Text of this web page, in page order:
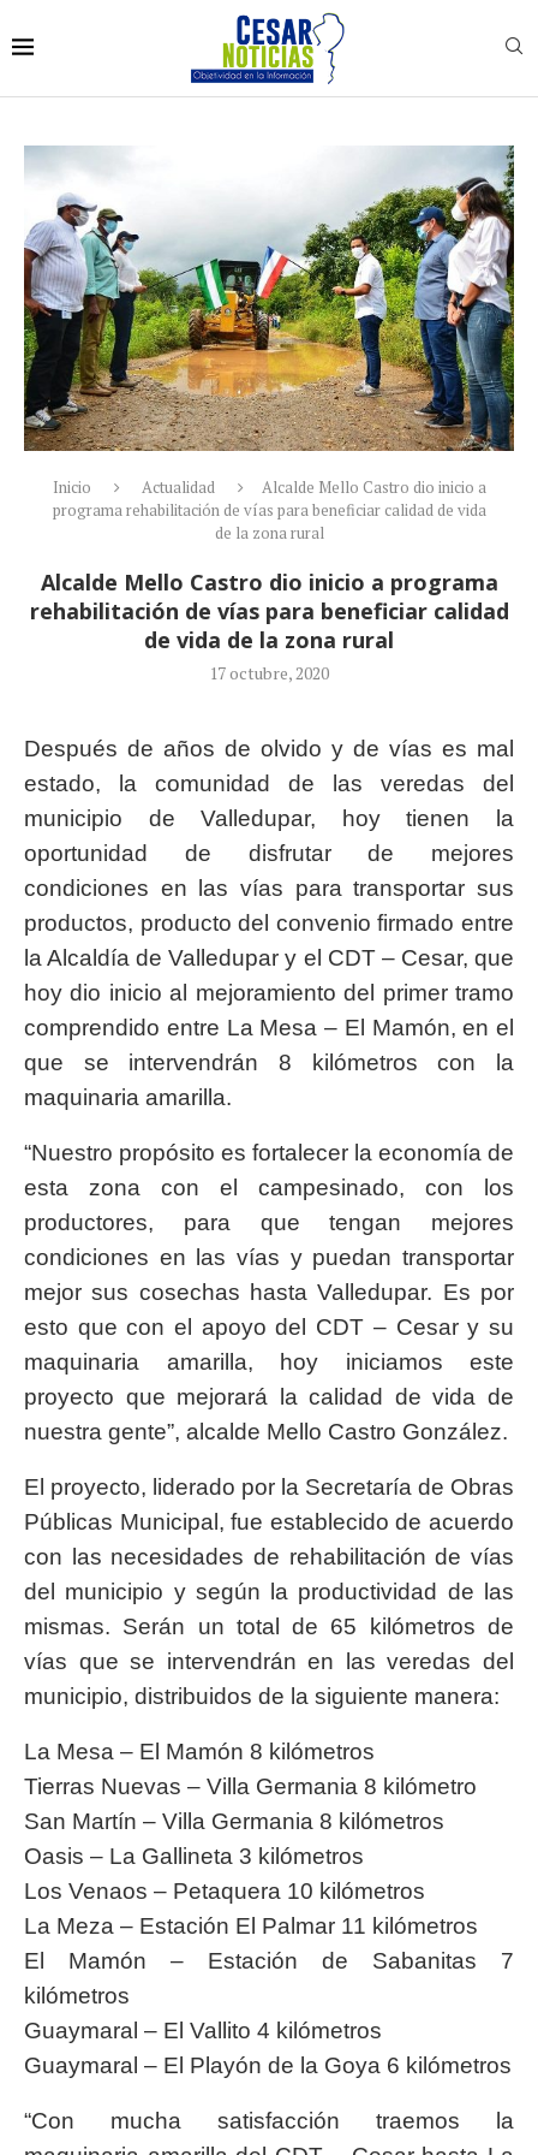
Inicio Actualidad
Alcalde Mello Castro dio inicio a
programa rehabilitación de vías para beneficiar calidad de vida
de la zona rural
Alcalde Mello Castro dio inicio a programa
rehabilitación de vías para beneficiar calidad
de vida de la zona rural
17 octubre, 2020
Después de años de olvido y de vías es mal
estado, la comunidad de las veredas del
municipio de Valledupar, hoy tienen la
oportunidad de disfrutar de mejores
condiciones en las vías para transportar sus
productos, producto del convenio firmado entre
la Alcaldía de Valledupar y el CDT – Cesar, que
hoy dio inicio al mejoramiento del primer tramo
comprendido entre La Mesa – El Mamón, en el
que se intervendrán 8 kilómetros con la
maquinaria amarilla.
“Nuestro propósito es fortalecer la economía de
esta zona con el campesinado, con los
productores, para que tengan mejores
condiciones en las vías y puedan transportar
mejor sus cosechas hasta Valledupar. Es por
esto que con el apoyo del CDT – Cesar y su
maquinaria amarilla, hoy iniciamos este
proyecto que mejorará la calidad de vida de
nuestra gente”, alcalde Mello Castro González.
El proyecto, liderado por la Secretaría de Obras
Públicas Municipal, fue establecido de acuerdo
con las necesidades de rehabilitación de vías
del municipio y según la productividad de las
mismas. Serán un total de 65 kilómetros de
vías que se intervendrán en las veredas del
municipio, distribuidos de la siguiente manera:
La Mesa – El Mamón 8 kilómetros
Tierras Nuevas – Villa Germania 8 kilómetro
San Martín – Villa Germania 8 kilómetros
Oasis – La Gallineta 3 kilómetros
Los Venaos – Petaquera 10 kilómetros
La Meza – Estación El Palmar 11 kilómetros
El Mamón – Estación de Sabanitas 7
kilómetros
Guaymaral – El Vallito 4 kilómetros
Guaymaral – El Playón de la Goya 6 kilómetros
“Con mucha satisfacción traemos la